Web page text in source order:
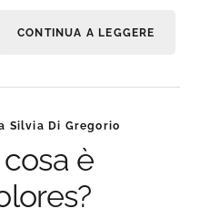
CONTINUA A LEGGERE
Silvia Di Gregorio
è